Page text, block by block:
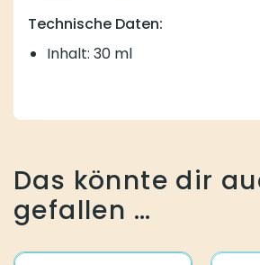
Technische Daten:
Inhalt: 30 ml
Das könnte dir
gefallen …